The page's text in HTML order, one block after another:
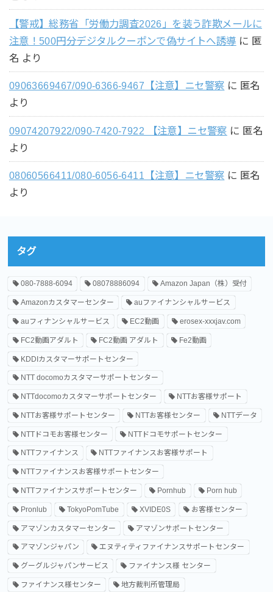
【警戒】総務省「労働力調査2026」を装う詐欺メールに
注意！500円分デジタルクーポンで偽サイトへ誘導 に 匿
名 より
09063669467/090-6366-9467【注意】ニセ警察 に 匿名
より
09074207922/090-7420-7922 【注意】ニセ警察 に 匿名
より
08060566411/080-6056-6411【注意】ニセ警察 に 匿名
より
タグ
080-7888-6094 08078886094 Amazon Japan（株）受付
Amazonカスタマーセンター auファイナンシャルサービス
auフィナンシャルサービス EC2動画 erosex-xxxjav.com
FC2動画アダルト FC2動画 アダルト Fe2動画
KDDIカスタマーサポートセンター
NTT docomoカスタマーサポートセンター
NTTdocomoカスタマーサポートセンター NTTお客様サポート
NTTお客様サポートセンター NTTお客様センター NTTデータ
NTTドコモお客様センター NTTドコモサポートセンター
NTTファイナンス NTTファイナンスお客様サポート
NTTファイナンスお客様サポートセンター
NTTファイナンスサポートセンター Pornhub Porn hub
Pronlub TokyoPomTube XVIDE0S お客様センター
アマゾンカスタマーセンター アマゾンサポートセンター
アマゾンジャパン エヌティティファイナンスサポートセンター
グーグルジャパンサービス ファイナンス様 センター
ファイナンス様センター 地方裁判所管理局